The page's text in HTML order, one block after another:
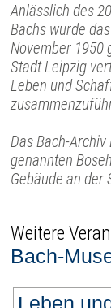
Anlässlich des
Bachs wurde
November 1950
Stadt Leipzig
Leben und
Das Bach-
genannten
Gebäude an der
Weitere
Bach-
Leben